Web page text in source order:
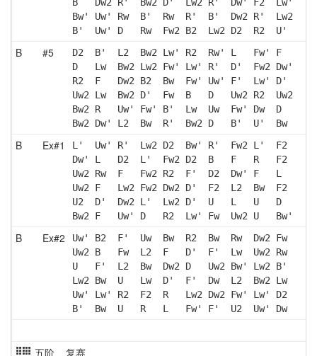
Bw' Uw' Rw  B'  Rw  R'  B'  Dw2 R'  Lw2
B'  Uw' D   Rw  Fw2 B2  Lw2 D2  R2  U'
B #5
D2  B'  L2  Bw2 Lw' R2  Rw' L   Fw' F
D   Lw  Bw2 Lw2 Fw' Lw' R'  D'  Fw2 Dw'
R2  F   Dw2 B2  Bw  Fw' Uw' F'  Lw' D'
Uw2 Lw  Bw2 D'  Fw  B   D   Uw2 R2  Uw2
Bw2 R   Uw' Fw' B'  Lw  Uw  Fw' Dw  D
Bw2 Dw' L2  Bw  R'  Bw2 D   B'  U'  Bw
B Ex#1
L'  Uw' R'  Lw2 D2  Bw' R'  Fw2 L'  F2
Dw' L   D2  L'  Fw2 D2  B   F   R   F2
Uw2 Rw  F   Fw2 R2  F'  D2  Dw' F   L
Uw2 F   Lw2 Fw2 Dw2 D'  F2  L2  Bw  F2
U2  D'  Dw2 L'  Lw2 D'  U   L   U   D
Bw2 F   Uw' D   R2  Lw' Fw  Uw2 U   Bw'
B Ex#2
Uw' B2  F'  Uw  Bw  R2  Bw  Rw  Dw2 Fw
Uw2 B   Fw  L2  F   D'  F'  Lw  Uw2 Rw
U   F'  L2  Bw  Dw2 D   Uw2 Bw' Lw2 B'
Lw2 Bw  U   Lw  D'  F'  Dw  L2  Bw2 Lw
Uw' Lw' R2  F2  R   Lw2 Dw2 Fw' Lw' D2
B'  Bw  U   R   L   Fw' F'  U2  Uw' Dw
五阶 复赛